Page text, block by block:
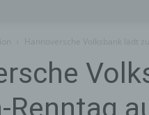
Renntag